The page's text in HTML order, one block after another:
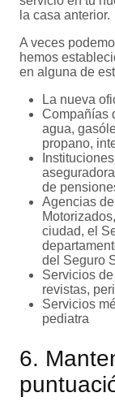
la casa anterior.
A veces
hemos
en alguna de
La nueva
Compañías
agua,
propano,
de
Agencias
ciudad, el
del Seguro
Servicios
revistas,
Servicios
pediatra
6.